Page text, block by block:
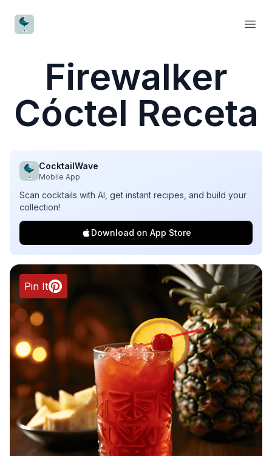
CocktailWave
Firewalker
Cóctel Receta
CocktailWave
Mobile App
Scan cocktails with AI, get instant recipes, and build your
collection!
Download on App Store
Pin It